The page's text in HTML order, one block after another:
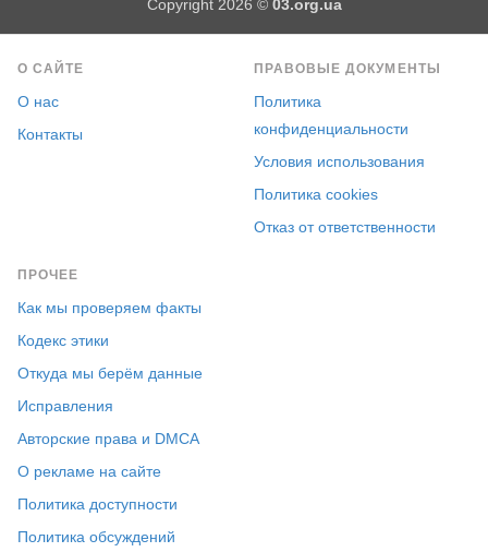
Copyright 2026 © 03.org.ua
О САЙТЕ
О нас
Контакты
ПРАВОВЫЕ ДОКУМЕНТЫ
Политика
конфиденциальности
Условия использования
Политика cookies
Отказ от ответственности
ПРОЧЕЕ
Как мы проверяем факты
Кодекс этики
Откуда мы берём данные
Исправления
Авторские права и DMCA
О рекламе на сайте
Политика доступности
Политика обсуждений